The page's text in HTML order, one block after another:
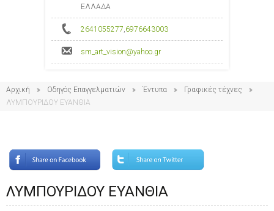
ΕΛΛΑΔΑ
2641055277,6976643003
sm_art_vision@yahoo.gr
Αρχική Οδηγός Επαγγελματιών Έντυπα
Γραφικές τέχνες
ΛΥΜΠΟΥΡΙΔΟΥ ΕΥΑΝΘΙΑ
ΛΥΜΠΟΥΡΙΔΟΥ ΕΥΑΝΘΙΑ